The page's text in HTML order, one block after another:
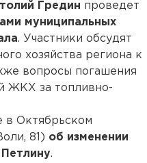
Гредин проведет
муниципальных
. Участники обсудят
хозяйства региона к
вопросы погашения
ЖКХ за топливно-
в Октябрьском
81) об изменении
.